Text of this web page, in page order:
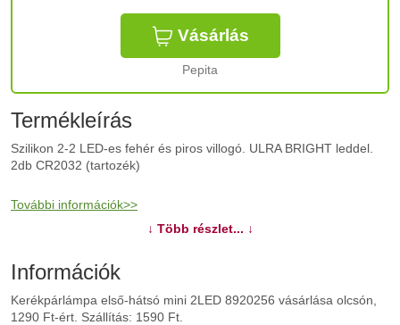
Vásárlás
Pepita
Termékleírás
Szilikon 2-2 LED-es fehér és piros villogó. ULRA BRIGHT leddel.
2db CR2032 (tartozék)
További információk>>
↓ Több részlet... ↓
Információk
Kerékpárlámpa első-hátsó mini 2LED 8920256 vásárlása olcsón,
1290 Ft-ért. Szállítás: 1590 Ft.